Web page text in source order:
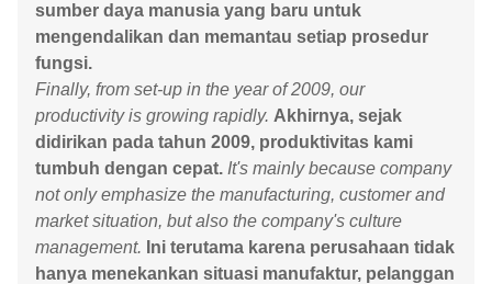
sumber daya manusia yang baru untuk
mengendalikan dan memantau setiap prosedur
fungsi.
Finally, from set-up in the year of 2009, our
productivity is growing rapidly. Akhirnya, sejak
didirikan pada tahun 2009, produktivitas kami
tumbuh dengan cepat. It's mainly because company
not only emphasize the manufacturing, customer and
market situation, but also the company's culture
management. Ini terutama karena perusahaan tidak
hanya menekankan situasi manufaktur, pelanggan